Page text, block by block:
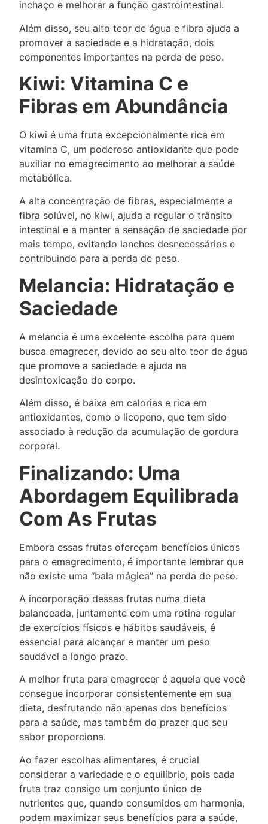
inchaço e melhorar a função gastrointestinal.
Além disso, seu alto teor de água e fibra ajuda a
promover a saciedade e a hidratação, dois
componentes importantes na perda de peso.
Kiwi: Vitamina C e
Fibras em Abundância
O kiwi é uma fruta excepcionalmente rica em
vitamina C, um poderoso antioxidante que pode
auxiliar no emagrecimento ao melhorar a saúde
metabólica.
A alta concentração de fibras, especialmente a
fibra solúvel, no kiwi, ajuda a regular o trânsito
intestinal e a manter a sensação de saciedade por
mais tempo, evitando lanches desnecessários e
contribuindo para a perda de peso.
Melancia: Hidratação e
Saciedade
A melancia é uma excelente escolha para quem
busca emagrecer, devido ao seu alto teor de água
que promove a saciedade e ajuda na
desintoxicação do corpo.
Além disso, é baixa em calorias e rica em
antioxidantes, como o licopeno, que tem sido
associado à redução da acumulação de gordura
corporal.
Finalizando: Uma
Abordagem Equilibrada
Com As Frutas
Embora essas frutas ofereçam benefícios únicos
para o emagrecimento, é importante lembrar que
não existe uma “bala mágica” na perda de peso.
A incorporação dessas frutas numa dieta
balanceada, juntamente com uma rotina regular
de exercícios físicos e hábitos saudáveis, é
essencial para alcançar e manter um peso
saudável a longo prazo.
A melhor fruta para emagrecer é aquela que você
consegue incorporar consistentemente em sua
dieta, desfrutando não apenas dos benefícios
para a saúde, mas também do prazer que seu
sabor proporciona.
Ao fazer escolhas alimentares, é crucial
considerar a variedade e o equilíbrio, pois cada
fruta traz consigo um conjunto único de
nutrientes que, quando consumidos em harmonia,
podem maximizar seus benefícios para a saúde,